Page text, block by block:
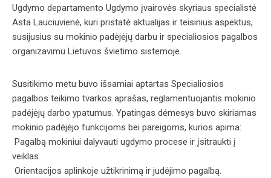
Ugdymo departamento Ugdymo įvairovės skyriaus specialistė
Asta Lauciuvienė, kuri pristatė aktualijas ir teisinius aspektus,
susijusius su mokinio padėjėjų darbu ir specialiosios pagalbos
organizavimu Lietuvos švietimo sistemoje.
Susitikimo metu buvo išsamiai aptartas Specialiosios
pagalbos teikimo tvarkos aprašas, reglamentuojantis mokinio
padėjėjų darbo ypatumus. Ypatingas dėmesys buvo skiriamas
mokinio padėjėjo funkcijoms bei pareigoms, kurios apima:
Pagalbą mokiniui dalyvauti ugdymo procese ir įsitraukti į
veiklas.
Orientacijos aplinkoje užtikrinimą ir judėjimo pagalbą.